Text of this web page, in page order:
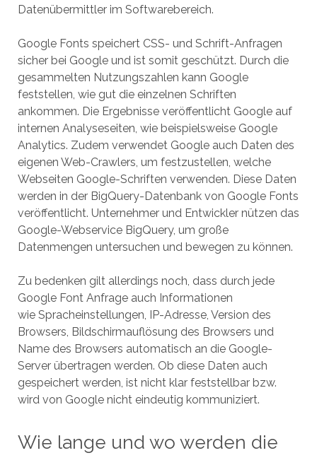
Datenübermittler im Softwarebereich.
Google Fonts speichert CSS- und Schrift-Anfragen
sicher bei Google und ist somit geschützt. Durch die
gesammelten Nutzungszahlen kann Google
feststellen, wie gut die einzelnen Schriften
ankommen. Die Ergebnisse veröffentlicht Google auf
internen Analyseseiten, wie beispielsweise Google
Analytics. Zudem verwendet Google auch Daten des
eigenen Web-Crawlers, um festzustellen, welche
Webseiten Google-Schriften verwenden. Diese Daten
werden in der BigQuery-Datenbank von Google Fonts
veröffentlicht. Unternehmer und Entwickler nützen das
Google-Webservice BigQuery, um große
Datenmengen untersuchen und bewegen zu können.
Zu bedenken gilt allerdings noch, dass durch jede
Google Font Anfrage auch Informationen
wie Spracheinstellungen, IP-Adresse, Version des
Browsers, Bildschirmauflösung des Browsers und
Name des Browsers automatisch an die Google-
Server übertragen werden. Ob diese Daten auch
gespeichert werden, ist nicht klar feststellbar bzw.
wird von Google nicht eindeutig kommuniziert.
Wie lange und wo werden die